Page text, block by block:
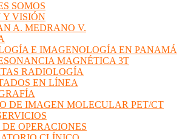
SOMOS
Y VISIÓN
A. MEDRANO V.
E IMAGENOLOGÍA EN PANAMÁ
MAGNÉTICA 3T
RADIOLOGÍA
EN LÍNEA
DE IMAGEN MOLECULAR PET/CT
OPERACIONES